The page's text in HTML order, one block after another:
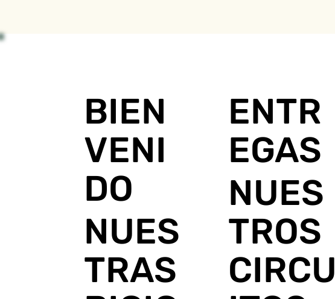
BIEN
VENI
DO
NUES
TRAS
ENTR
EGAS
NUES
TROS
CIRCU